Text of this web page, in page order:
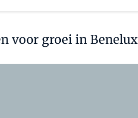
voor groei in Benelux